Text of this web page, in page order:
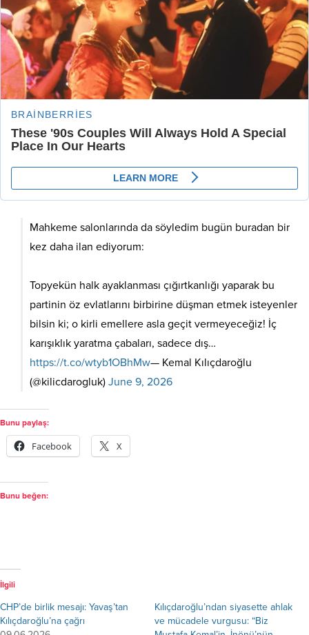
Mahkeme salonlarında da söyledim bugün buradan bir
kez daha ilan ediyorum:
Topyekün halk ayaklanması çığırtkanlığı yaparak bu
partinin öz evlatlarını birbirine düşman etmek isteyenler
bilsin ki; o kirli emellere asla geçit vermeyeceğiz! İç
karışıklık yaratma çabaları, sadece dış…
https://t.co/wtyb1OBhMw— Kemal Kılıçdaroğlu
(@kilicdarogluk) June 9, 2026
Bunu paylaş:
Facebook X
Bunu beğen:
İlgili
CHP’de birlik mesajı: Yavaş’tan
Kılıçdaroğlu’na çağrı
Kılıçdaroğlu’ndan siyasette ahlak
ve mücadele vurgusu: “Biz